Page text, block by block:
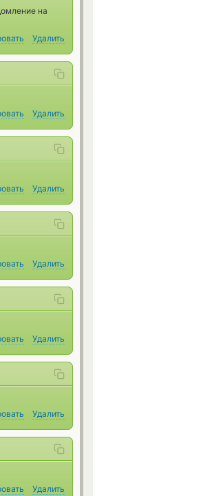
на
Удалить
Удалить
Удалить
Удалить
Удалить
Удалить
Удалить